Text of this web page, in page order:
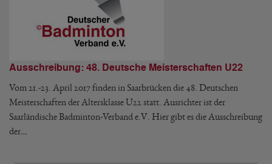
Ausschreibung: 48. Deutsche Meisterschaften U22
Vom 21.-23. April 2017 finden in Saarbrücken die 48. Deutschen
Meisterschaften der Altersklasse U22 statt. Ausrichter ist der
Saarländische Badminton-Verband e.V. Hier gibt es die Ausschreibung
der…